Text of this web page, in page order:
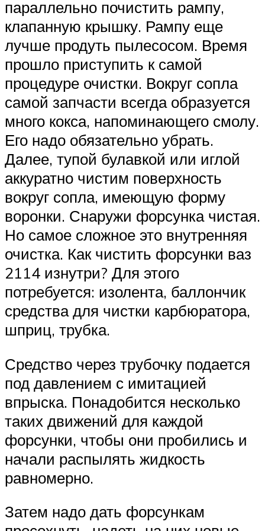
параллельно почистить рампу,
клапанную крышку. Рампу еще
лучше продуть пылесосом. Время
прошло приступить к самой
процедуре очистки. Вокруг сопла
самой запчасти всегда образуется
много кокса, напоминающего смолу.
Его надо обязательно убрать.
Далее, тупой булавкой или иглой
аккуратно чистим поверхность
вокруг сопла, имеющую форму
воронки. Снаружи форсунка чистая.
Но самое сложное это внутренняя
очистка. Как чистить форсунки ваз
2114 изнутри? Для этого
потребуется: изолента, баллончик
средства для чистки карбюратора,
шприц, трубка.
Средство через трубочку подается
под давлением с имитацией
впрыска. Понадобится несколько
таких движений для каждой
форсунки, чтобы они пробились и
начали распылять жидкость
равномерно.
Затем надо дать форсункам